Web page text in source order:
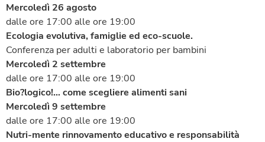
Mercoledì 26 agosto
dalle ore 17:00 alle ore 19:00
Ecologia evolutiva, famiglie ed eco-scuole.
Conferenza per adulti e laboratorio per bambini
Mercoledì 2 settembre
dalle ore 17:00 alle ore 19:00
Bio?logico!… come scegliere alimenti sani
Mercoledì 9 settembre
dalle ore 17:00 alle ore 19:00
Nutri-mente rinnovamento educativo e responsabilità